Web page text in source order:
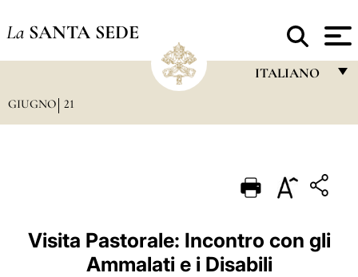
La SANTA SEDE
ITALIANO
PORTUGUÊS
DEUTSCH
GIUGNO 21
Visita Pastorale: Incontro con gli
Ammalati e i Disabili